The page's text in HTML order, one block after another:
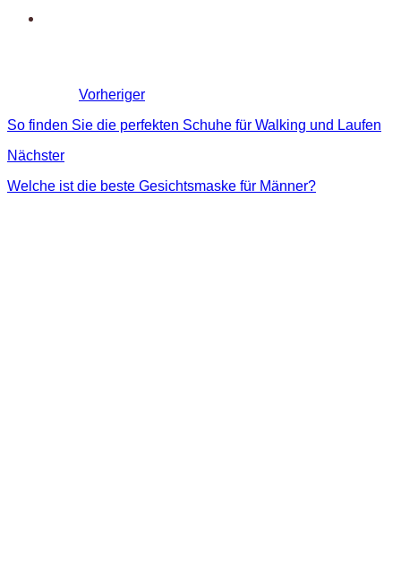
Vorheriger
So finden Sie die perfekten Schuhe für Walking und Laufen
Nächster
Welche ist die beste Gesichtsmaske für Männer?